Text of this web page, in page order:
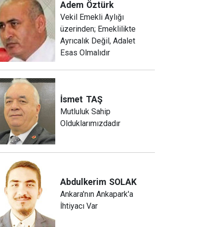
Adem Öztürk
Vekil Emekli Aylığı
üzerinden; Emeklilikte
Ayrıcalık Değil, Adalet
Esas Olmalıdır
İsmet TAŞ
Mutluluk Sahip
Olduklarımızdadır
Abdulkerim SOLAK
Ankara'nın Ankapark'a
İhtiyacı Var